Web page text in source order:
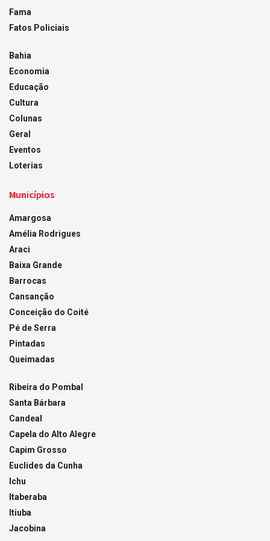
Fama
Fatos Policiais
Bahia
Economia
Educação
Cultura
Colunas
Geral
Eventos
Loterias
Municípios
Amargosa
Amélia Rodrigues
Araci
Baixa Grande
Barrocas
Cansanção
Conceição do Coité
Pé de Serra
Pintadas
Queimadas
Ribeira do Pombal
Santa Bárbara
Candeal
Capela do Alto Alegre
Capim Grosso
Euclides da Cunha
Ichu
Itaberaba
Itiuba
Jacobina